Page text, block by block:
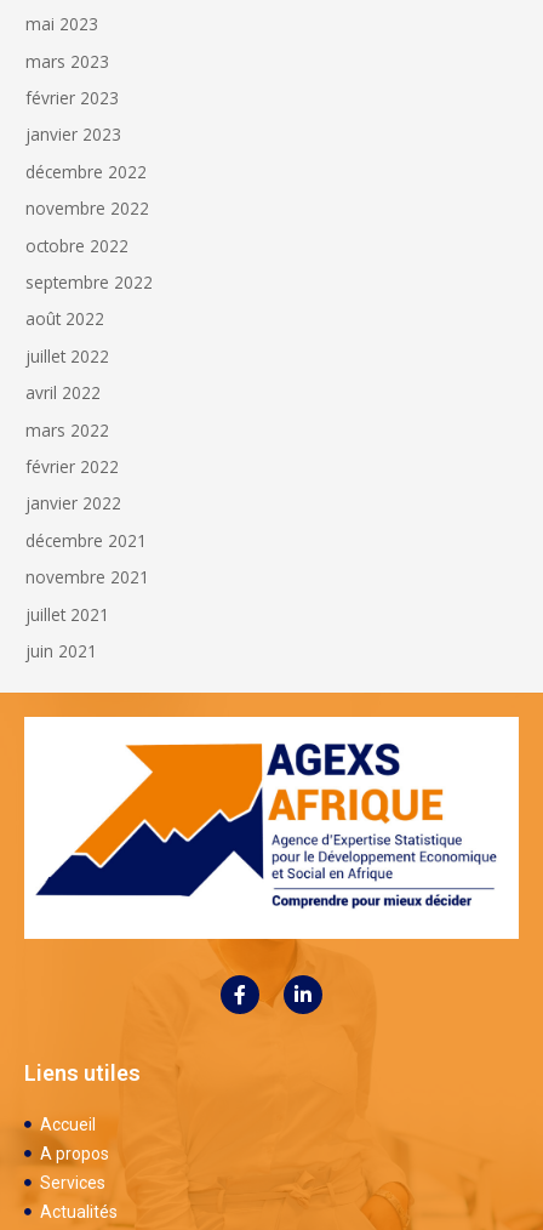
mai 2023
mars 2023
février 2023
janvier 2023
décembre 2022
novembre 2022
octobre 2022
septembre 2022
août 2022
juillet 2022
avril 2022
mars 2022
février 2022
janvier 2022
décembre 2021
novembre 2021
juillet 2021
juin 2021
Liens utiles
Accueil
A propos
Services
Actualités